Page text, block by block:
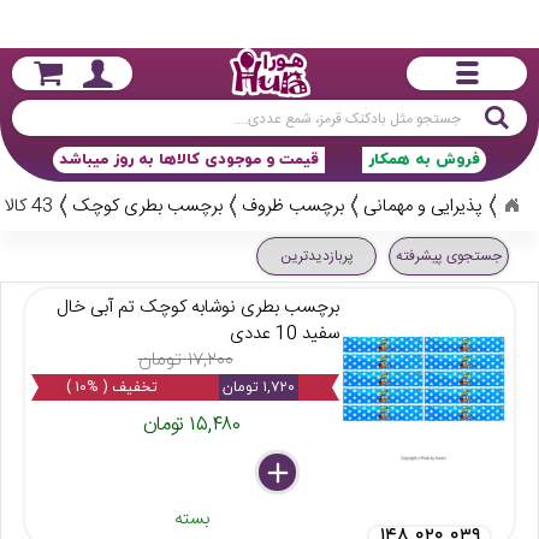
جستجو
قیمت و موجودی کالاها به روز میباشد فروش به همکار
پذیرایی و مهمانی برچسب ظروف برچسب بطری کوچک 43 کالا
جستجوی پیشرفته پربازدیدترین
برچسب بطری نوشابه کوچک تم آبی خال
سفید 10 عددی
۱۷,۲۰۰ تومان
۱,۷۲۰ تومان تخفیف ( %۱۰ )
۱۵,۴۸۰ تومان
delete
remove
add
بسته